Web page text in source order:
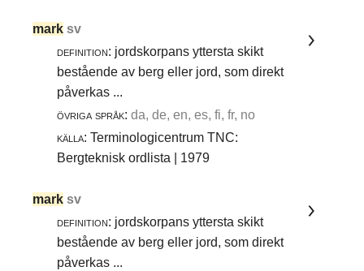
mark sv
definition: jordskorpans yttersta skikt
bestående av berg eller jord, som direkt
påverkas ...
övriga språk: da, de, en, es, fi, fr, no
källa: Terminologicentrum TNC:
Bergteknisk ordlista | 1979
mark sv
definition: jordskorpans yttersta skikt
bestående av berg eller jord, som direkt
påverkas ...